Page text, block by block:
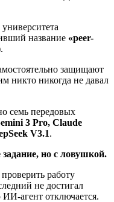
название «peer-
защищают
никто никогда не давал
семь передовых
3 Pro, Claude
V3.1.
но с ловушкой.
работу
не достигал
агент отключается.